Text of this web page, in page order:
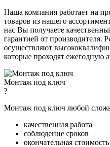
Наша компания работает на
товаров из нашего
нас Вы получаете
гарантией от производителя.
осуществляют
которые проходят ежегодную
Монтаж под ключ
?
Монтаж под ключ любой
качественная работа
соблюдение сроков
окончательная стоимость